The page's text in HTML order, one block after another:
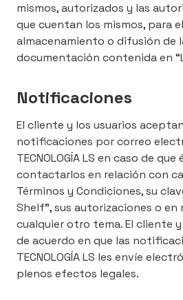
mismos, autorizados y las
que cuentan los mismos, para
almacenamiento o difusión de
documentación contenida en
Notificaciones
El cliente y los usuarios
notificaciones por correo
TECNOLOGÍA LS en caso de
contactarlos en relación con
Términos y Condiciones, su
Shelf”, sus autorizaciones o en
cualquier otro tema. El cliente
de acuerdo en que las
TECNOLOGÍA LS les envíe
plenos efectos legales.